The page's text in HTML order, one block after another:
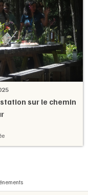
sur le chemin